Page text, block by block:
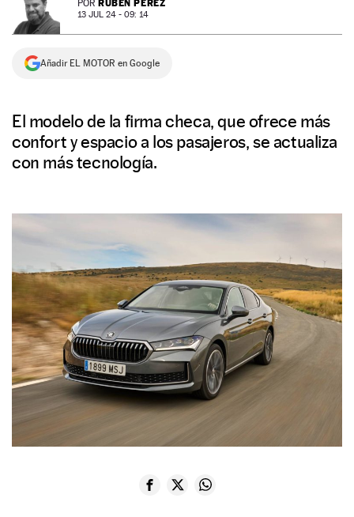
NEWSLETTER
SÍGUENOS
POR RUBÉN PÉREZ
13 JUL 24 - 09: 14
Añadir EL MOTOR en Google
El modelo de la firma checa, que ofrece más
confort y espacio a los pasajeros, se actualiza
con más tecnología.